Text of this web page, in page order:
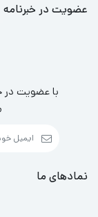
عضویت در خبرنامه
با عضویت در
نمادهای ما